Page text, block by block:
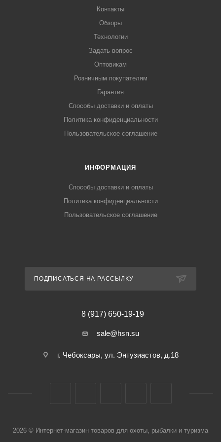
Контакты
Обзоры
Технологии
Задать вопрос
Оптовикам
Розничным покупателям
Гарантия
Способы доставки и оплаты
Политика конфиденциальности
Пользовательское соглашение
ИНФОРМАЦИЯ
Способы доставки и оплаты
Политика конфиденциальности
Пользовательское соглашение
ПОДПИСАТЬСЯ НА РАССЫЛКУ
8 (917) 650-19-19
sale@hsn.su
г. Чебоксары, ул. Энтузиастов, д.18
2026 © Интернет-магазин товаров для охоты, рыбалки и туризма